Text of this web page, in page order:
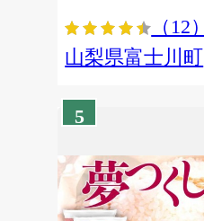
（12）
山梨県富士川町
5